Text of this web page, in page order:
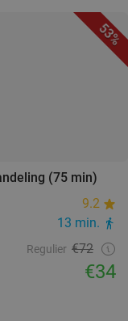
53%
(75 min)
9.2
13 min.
Regulier €72
€34